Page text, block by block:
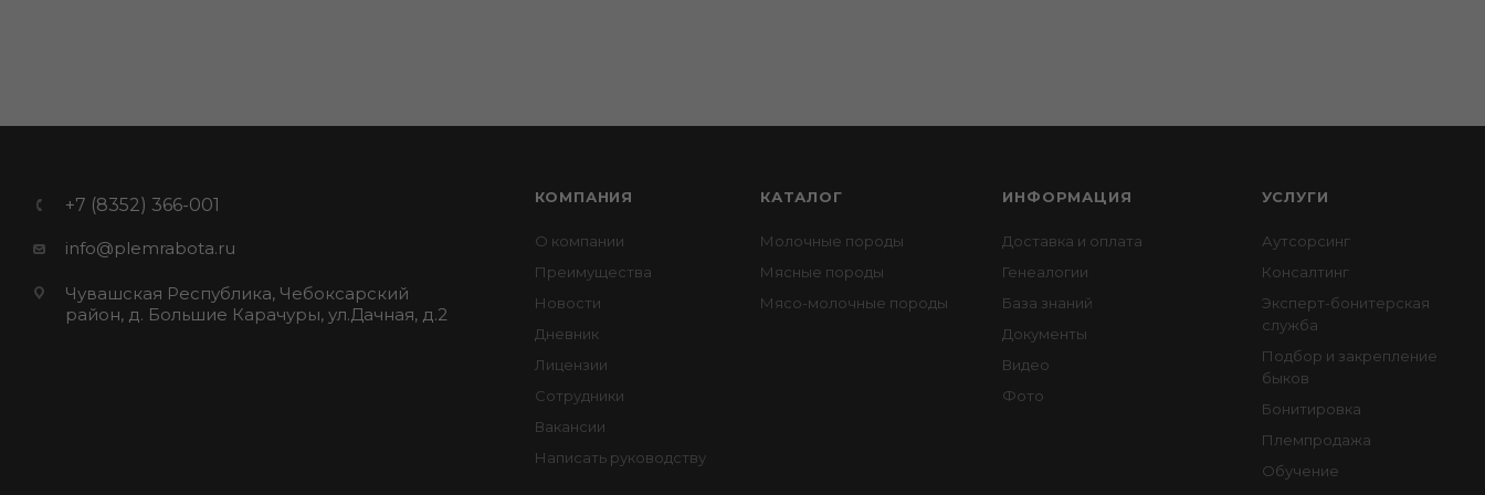
+7 (8352) 366-001
info@plemrabota.ru
Чувашская Республика, Чебоксарский
район, д. Большие Карачуры, ул.Дачная, д.2
КОМПАНИЯ
О компании
Преимущества
Новости
Дневник
Лицензии
Сотрудники
Вакансии
Написать руководству
КАТАЛОГ
Молочные породы
Мясные породы
Мясо-молочные породы
ИНФОРМАЦИЯ
Доставка и оплата
Генеалогии
База знаний
Документы
Видео
Фото
УСЛУГИ
Аутсорсинг
Консалтинг
Эксперт-бонитерская
служба
Подбор и закрепление
быков
Бонитировка
Племпродажа
Обучение